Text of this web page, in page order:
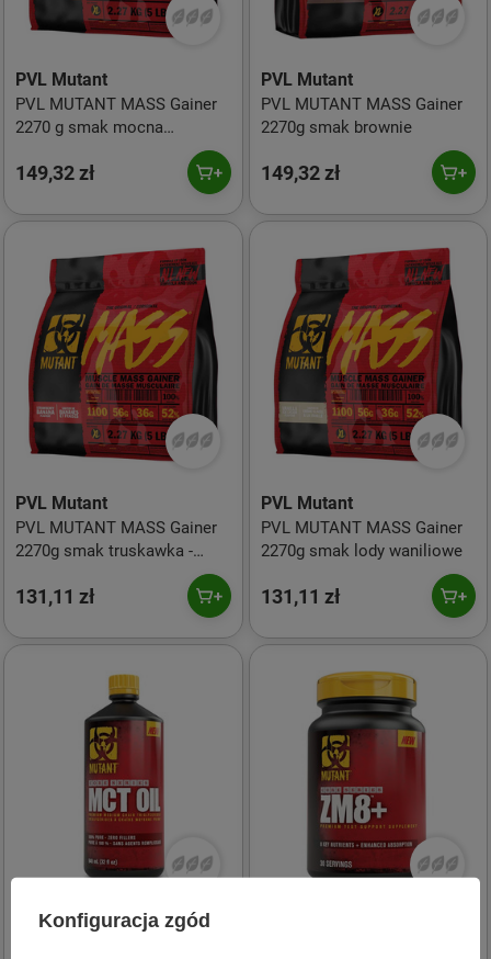
PVL Mutant
PVL MUTANT MASS Gainer
2270 g smak mocna
149,32 zł
PVL Mutant
PVL MUTANT MASS Gainer
2270g smak brownie
149,32 zł
PVL Mutant
PVL MUTANT MASS Gainer
2270g smak truskawka -
131,11 zł
PVL Mutant
PVL MUTANT MASS Gainer
2270g smak lody waniliowe
131,11 zł
PVL Mutant
Konfiguracja zgód